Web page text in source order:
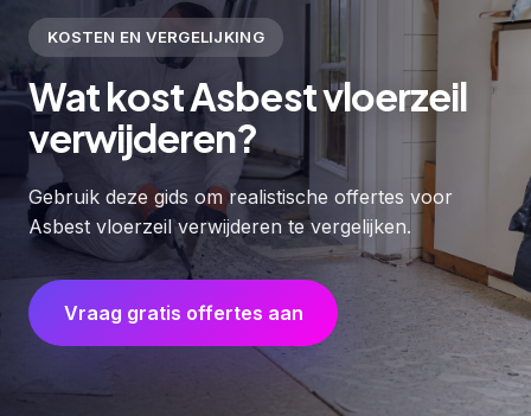
KOSTEN EN VERGELIJKING
Wat kost Asbest vloerzeil
verwijderen?
Gebruik deze gids om realistische offertes voor
Asbest vloerzeil verwijderen te vergelijken.
Vraag gratis offertes aan